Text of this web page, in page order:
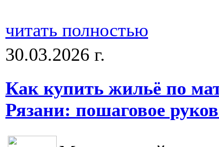
читать полностью
30.03.2026 г.
Как купить жильё по
Рязани: пошаговое